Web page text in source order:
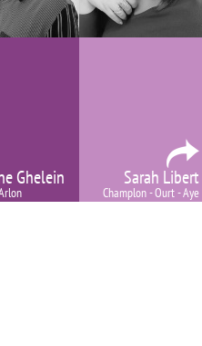
Ghelein Sarah Libert
Champlon - Ourt - Aye